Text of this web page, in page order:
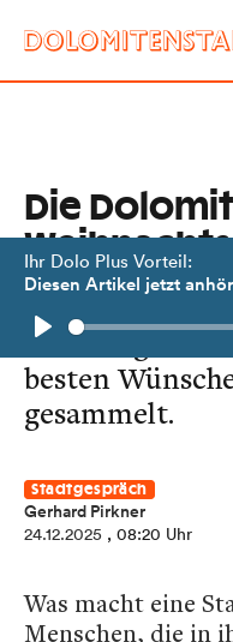
Ihr Dolo Plus Vorteil:
Diesen Artikel jetzt
Play
Die
Wir waren mit
unterwegs
besten
gesammelt.
Stadtgespräch
Gerhard Pirkner
24.12.2025 , 08:20 Uhr
Was macht eine
Menschen, die in